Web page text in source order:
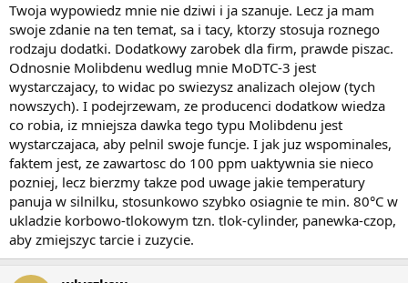
Twoja wypowiedz mnie nie dziwi i ja szanuje. Lecz ja mam
swoje zdanie na ten temat, sa i tacy, ktorzy stosuja roznego
rodzaju dodatki. Dodatkowy zarobek dla firm, prawde piszac.
Odnosnie Molibdenu wedlug mnie MoDTC-3 jest
wystarczajacy, to widac po swiezysz analizach olejow (tych
nowszych). I podejrzewam, ze producenci dodatkow wiedza
co robia, iz mniejsza dawka tego typu Molibdenu jest
wystarczajaca, aby pelnil swoje funcje. I jak juz wspominales,
faktem jest, ze zawartosc do 100 ppm uaktywnia sie nieco
pozniej, lecz bierzmy takze pod uwage jakie temperatury
panuja w silnilku, stosunkowo szybko osiagnie te min. 80°C w
ukladzie korbowo-tlokowym tzn. tlok-cylinder, panewka-czop,
aby zmiejszyc tarcie i zuzycie.